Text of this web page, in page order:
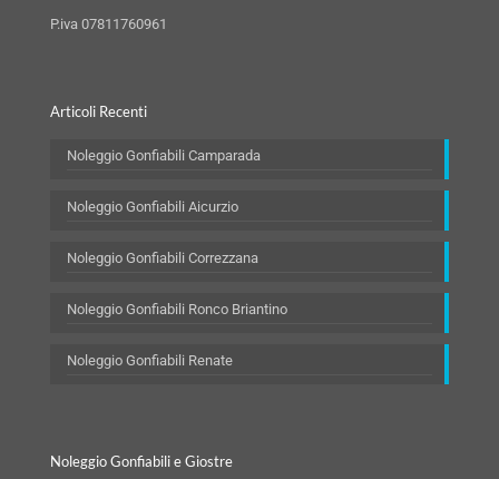
P.iva 07811760961
Articoli Recenti
Noleggio Gonfiabili Camparada
Noleggio Gonfiabili Aicurzio
Noleggio Gonfiabili Correzzana
Noleggio Gonfiabili Ronco Briantino
Noleggio Gonfiabili Renate
Noleggio Gonfiabili e Giostre